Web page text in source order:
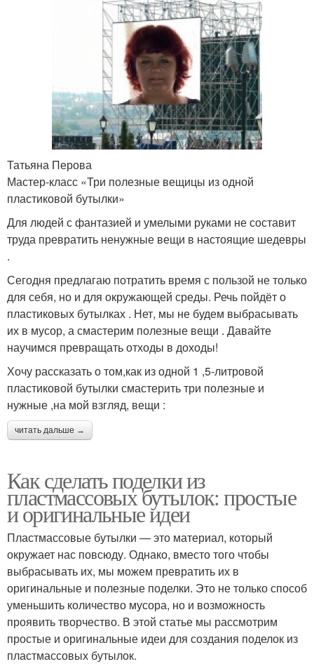
Татьяна Перова
Мастер-класс «Три полезные вещицы из одной
пластиковой бутылки»
Для людей с фантазией и умелыми руками не составит
труда превратить ненужные вещи в настоящие шедевры
.
Сегодня предлагаю потратить время с пользой не только
для себя, но и для окружающей среды. Речь пойдёт о
пластиковых бутылках . Нет, мы не будем выбрасывать
их в мусор, а смастерим полезные вещи . Давайте
научимся превращать отходы в доходы!
Хочу рассказать о том,как из одной 1 ,5-литровой
пластиковой бутылки смастерить три полезные и
нужные ,на мой взгляд, вещи :
читать дальше →
Как сделать поделки из
пластмассовых бутылок: простые
и оригинальные идеи
Пластмассовые бутылки — это материал, который
окружает нас повсюду. Однако, вместо того чтобы
выбрасывать их, мы можем превратить их в
оригинальные и полезные поделки. Это не только способ
уменьшить количество мусора, но и возможность
проявить творчество. В этой статье мы рассмотрим
простые и оригинальные идеи для создания поделок из
пластмассовых бутылок.